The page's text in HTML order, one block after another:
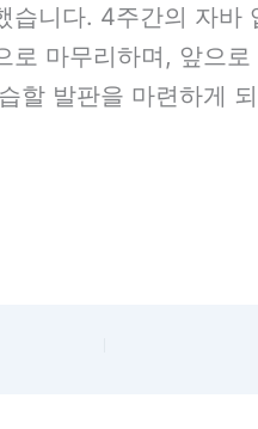
습니다. 4주간의 자바
로 마무리하며, 앞으
할 발판을 마련하게